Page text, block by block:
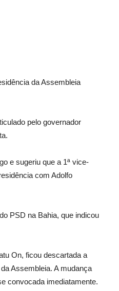
da Assembleia
pelo governador
e sugeriu que a 1ª vice-
com Adolfo
PSD na Bahia, que indicou
On, ficou descartada a
Assembleia. A mudança
convocada imediatamente.